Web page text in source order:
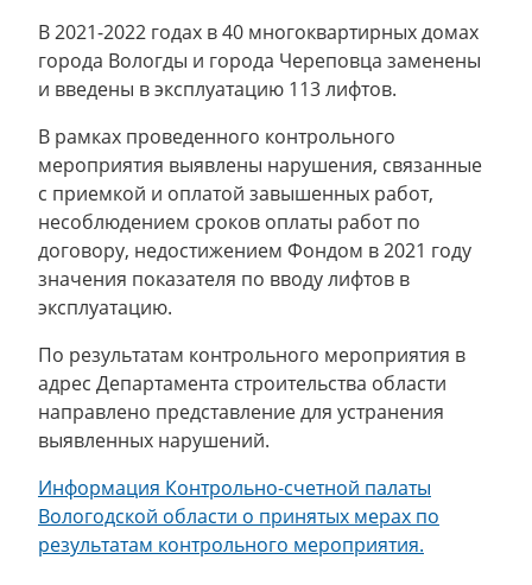
В 2021-2022 годах в 40 многоквартирных домах
города Вологды и города Череповца заменены
и введены в эксплуатацию 113 лифтов.
В рамках проведенного контрольного
мероприятия выявлены нарушения, связанные
с приемкой и оплатой завышенных работ,
несоблюдением сроков оплаты работ по
договору, недостижением Фондом в 2021 году
значения показателя по вводу лифтов в
эксплуатацию.
По результатам контрольного мероприятия в
адрес Департамента строительства области
направлено представление для устранения
выявленных нарушений.
Информация Контрольно-счетной палаты
Вологодской области о принятых мерах по
результатам контрольного мероприятия.